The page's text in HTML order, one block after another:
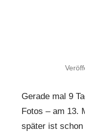
Gerade mal 9
Fotos – am 13.
später ist